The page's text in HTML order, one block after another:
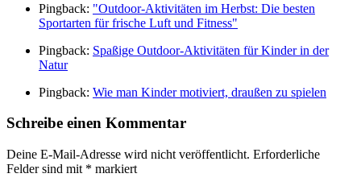
Pingback: "Outdoor-Aktivitäten im Herbst: Die besten
Sportarten für frische Luft und Fitness"
Pingback: Spaßige Outdoor-Aktivitäten für Kinder in der
Natur
Pingback: Wie man Kinder motiviert, draußen zu spielen
Schreibe einen Kommentar
Deine E-Mail-Adresse wird nicht veröffentlicht. Erforderliche
Felder sind mit * markiert